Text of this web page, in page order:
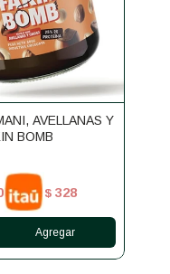
AVELLANAS Y
BOMB
$ 328